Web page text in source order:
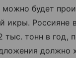
будет
икры. Россияне
тыс. тонн в год,
должно